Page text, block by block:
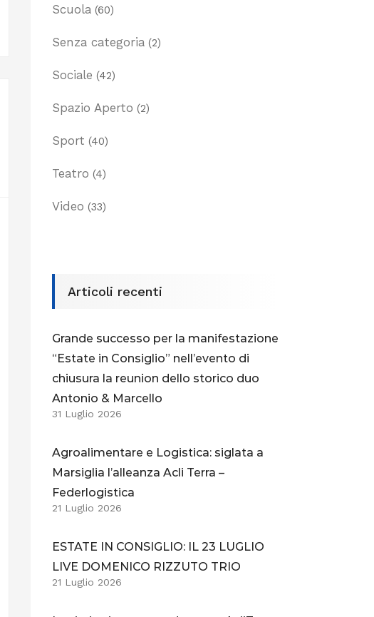
Scuola (60)
Senza categoria (2)
Sociale (42)
Spazio Aperto (2)
Sport (40)
Teatro (4)
Video (33)
Articoli recenti
Grande successo per la manifestazione
“Estate in Consiglio” nell’evento di
chiusura la reunion dello storico duo
Antonio & Marcello
31 Luglio 2026
Agroalimentare e Logistica: siglata a
Marsiglia l’alleanza Acli Terra –
Federlogistica
21 Luglio 2026
ESTATE IN CONSIGLIO: IL 23 LUGLIO
LIVE DOMENICO RIZZUTO TRIO
21 Luglio 2026